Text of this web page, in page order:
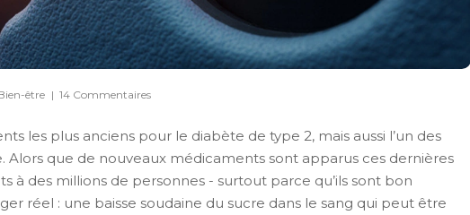
être | 14 Commentaires
les plus anciens pour le diabète de type 2, mais aussi l’un des
Alors que de nouveaux médicaments sont apparus ces dernières
à des millions de personnes - surtout parce qu’ils sont bon
réel : une baisse soudaine du sucre dans le sang qui peut être